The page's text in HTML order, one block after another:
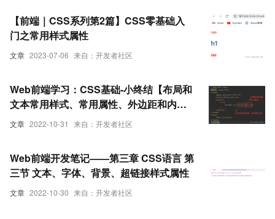
文章 2023-07-06 来自：开发者社区
【前端｜CSS系列第2篇】CSS零基础入
门之常用样式属性
文章 2022-10-31 来自：开发者社区
Web前端学习：CSS基础-小终结【布局和
文本常用样式、常用属性、外边距和内边
距】
文章 2022-10-30 来自：开发者社区
Web前端开发笔记——第三章 CSS语言 第
三节 文本、字体、背景、超链接样式属性